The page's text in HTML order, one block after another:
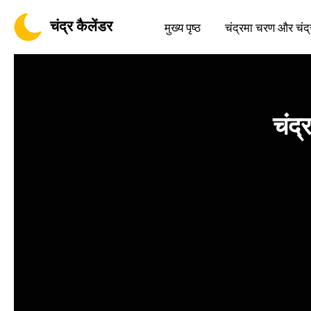
चंद्र कैलेंडर मुख्य पृष्ठ चंद्रमा चरण और